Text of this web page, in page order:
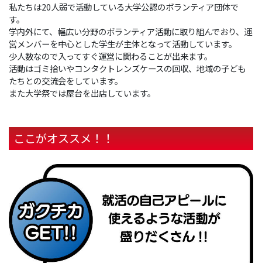
私たちは20人弱で活動している⼤学公認のボランティア団体で
す。
学内外にて、幅広い分野のボランティア活動に取り組んでおり、運
営メンバーを中心とした学⽣が主体となって活動しています。
少人数なので⼊ってすぐ運営に関わることが出来ます。
活動はゴミ拾いやコンタクトレンズケースの回収、地域の子ども
たちとの交流会をしています。
また大学祭では屋台を出店しています。
ここがオススメ！！